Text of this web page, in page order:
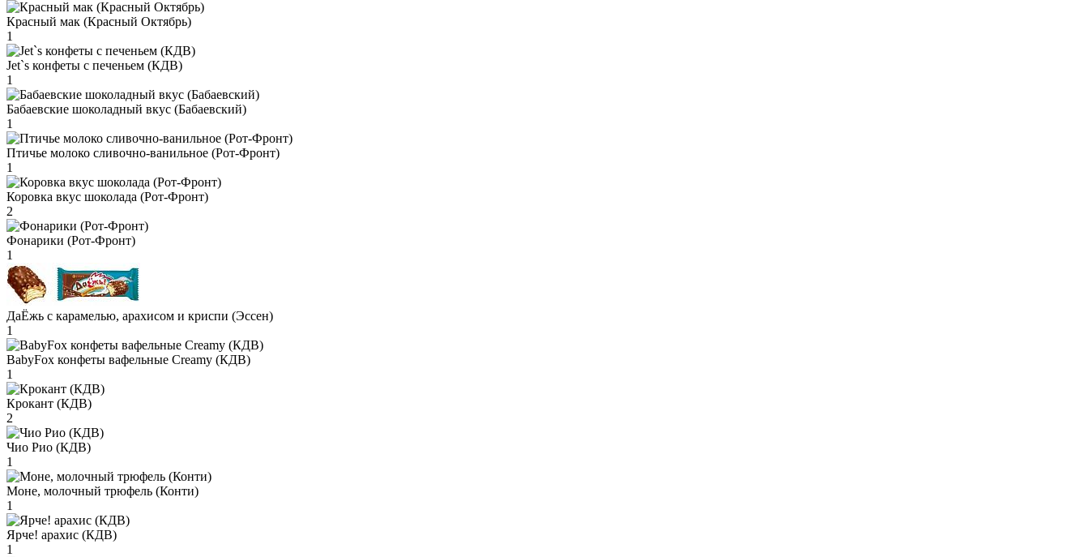
Красный мак (Красный Октябрь)
1
Jet`s конфеты с печеньем (КДВ)
1
Бабаевские шоколадный вкус (Бабаевский)
1
Птичье молоко сливочно-ванильное (Рот-Фронт)
1
Коровка вкус шоколада (Рот-Фронт)
2
Фонарики (Рот-Фронт)
1
ДаЁжь с карамелью, арахисом и криспи (Эссен)
1
BabyFox конфеты вафельные Creamy (КДВ)
1
Крокант (КДВ)
2
Чио Рио (КДВ)
1
Моне, молочный трюфель (Конти)
1
Ярче! арахис (КДВ)
1